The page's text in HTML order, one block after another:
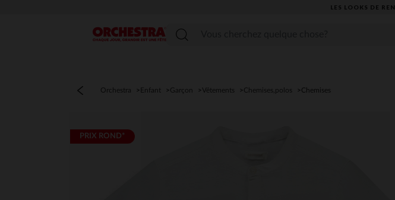
LES LOOKS DE
Menu
Orchestra Enfant Garçon Vêtements Chemises,polos Chemises
PRIX ROND*